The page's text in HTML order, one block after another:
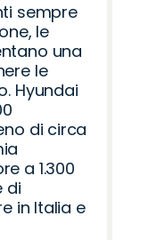
sempre
le
una
le
Hyundai
di circa
a 1.300
di
in Italia e